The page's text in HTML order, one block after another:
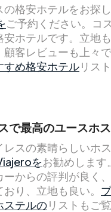
格安ホテルをお探し
ご予約ください。コ
安ホテルです。立地
客レビューも上々で
すめ格安ホテルリス
で最高のユースホ
レスの素晴らしいホ
をお勧めします
ーからの評判が良く
り、立地も良い。
ステルのリストもご